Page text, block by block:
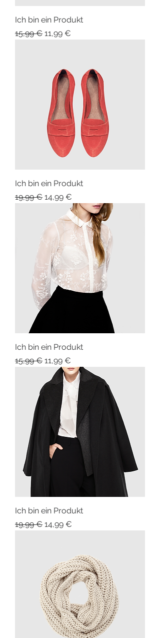
Ich bin ein Produkt
Standardpreis
15,99 € Sale-Preis
11,99 €
Ich bin ein Produkt
Standardpreis
19,99 € Sale-Preis
14,99 €
Ich bin ein Produkt
Standardpreis
15,99 € Sale-Preis
11,99 €
Ich bin ein Produkt
Standardpreis
19,99 € Sale-Preis
14,99 €